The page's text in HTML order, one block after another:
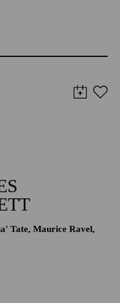
Tate, Maurice Ravel,